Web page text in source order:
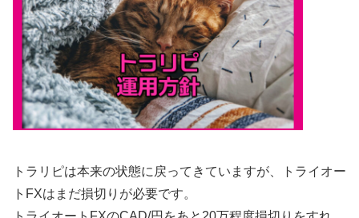
トラリピは本来の状態に戻ってきていますが、トライオー
トFXはまだ損切りが必要です。